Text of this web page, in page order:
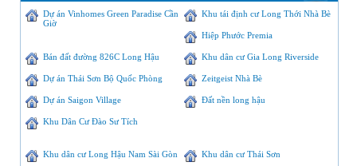
Dự án Vinhomes Green Paradise Cần
Giờ
Khu tái định cư Long Thới Nhà Bè
Hiệp Phước Premia
Bán đất đường 826C Long Hậu Khu dân cư Gia Long Riverside
Dự án Thái Sơn Bộ Quốc Phòng Zeitgeist Nhà Bè
Dự án Saigon Village Đất nền long hậu
Khu Dân Cư Đào Sư Tích
Khu dân cư Long Hậu Nam Sài Gòn Khu dân cư Thái Sơn